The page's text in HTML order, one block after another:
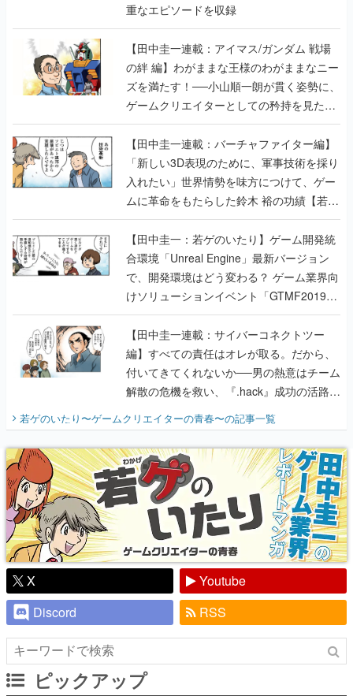
重なエピソードを収録
【田中圭一連載：アイマス/ガンダム 戦場
の絆 編】わがままな王様のわがままなニー
ズを満たす！──小山順一朗が貫く姿勢に、
ゲームクリエイターとしての矜持を見た
【若ゲのいたり最終回】
【田中圭一連載：バーチャファイター編】
「新しい3D表現のために、軍事技術を採り
入れたい」世界情勢を味方につけて、ゲー
ムに革命をもたらした鈴木 裕の功績【若ゲ
のいたり】
【田中圭一：若ゲのいたり】ゲーム開発統
合環境「Unreal Engine」最新バージョン
で、開発環境はどう変わる？ ゲーム業界向
けソリューションイベント「GTMF2019」
に行って、より理解を深めよう【PR】
【田中圭一連載：サイバーコネクトツー
編】すべての責任はオレが取る。だから、
付いてきてくれないか──男の熱意はチーム
解散の危機を救い、『.hack』成功の活路を
開く。業界の快男児・松山 洋に流れる血は
『少年ジャンプ』色だった【若ゲのいた
り】
若ゲのいたり〜ゲームクリエイターの青春〜の記事一覧
X
Youtube
Discord
RSS
ピックアップ